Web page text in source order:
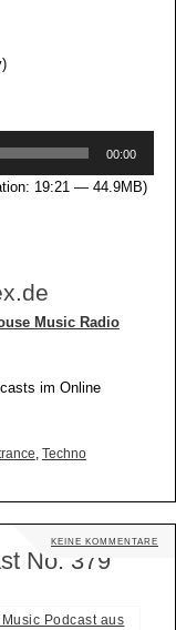
00:00
19:21 — 44.9MB)
Music Radio
im Online
, Techno
KEINE KOMMENTARE
No. 379
Podcast aus